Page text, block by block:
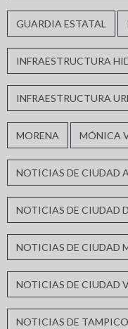
GUARDIA ESTATAL
INFRAESTRUCTURA
INFRAESTRUCTURA
MORENA MÓNICA
NOTICIAS DE CIUDAD
NOTICIAS DE CIUDAD
NOTICIAS DE CIUDAD
NOTICIAS DE CIUDAD
NOTICIAS DE TAMPICO